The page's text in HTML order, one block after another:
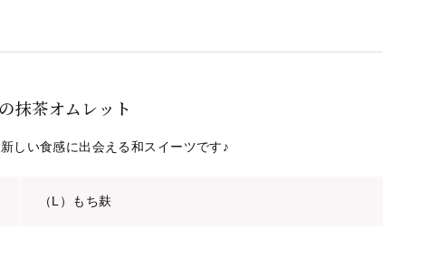
抹茶オムレット
しい食感に出会える和スイーツです♪
（L）もち麸